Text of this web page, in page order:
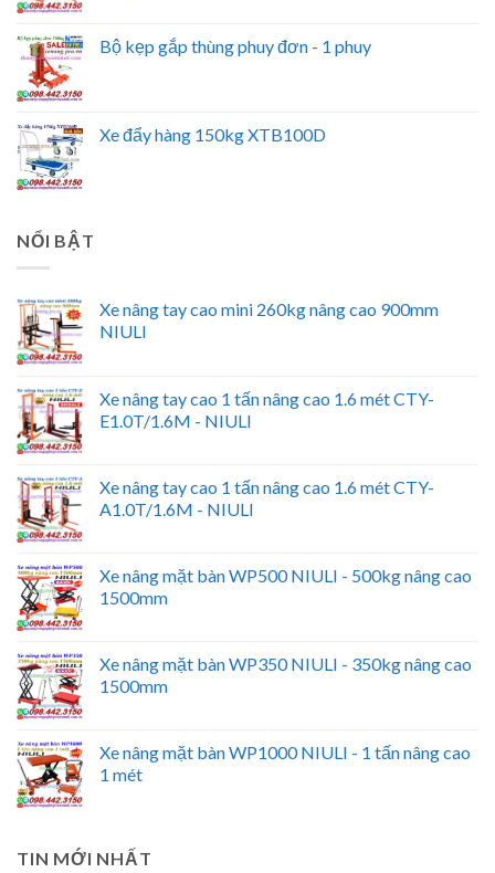
Bộ kẹp gắp thùng phuy đơn - 1 phuy
Xe đẩy hàng 150kg XTB100D
NỔI BẬT
Xe nâng tay cao mini 260kg nâng cao 900mm
NIULI
Xe nâng tay cao 1 tấn nâng cao 1.6 mét CTY-
E1.0T/1.6M - NIULI
Xe nâng tay cao 1 tấn nâng cao 1.6 mét CTY-
A1.0T/1.6M - NIULI
Xe nâng mặt bàn WP500 NIULI - 500kg nâng cao
1500mm
Xe nâng mặt bàn WP350 NIULI - 350kg nâng cao
1500mm
Xe nâng mặt bàn WP1000 NIULI - 1 tấn nâng cao
1 mét
TIN MỚI NHẤT